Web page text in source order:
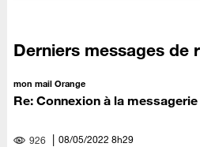
Derniers messages de
mon mail Orange
Re: Connexion à la
926 ‎08/05/2022 8h29